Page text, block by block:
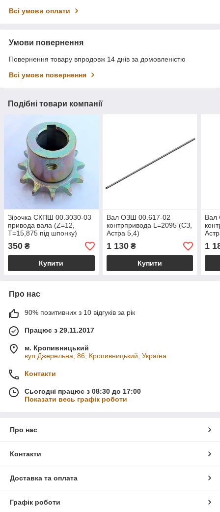
Всі умови оплати
Умови повернення
Повернення товару впродовж 14 днів за домовленістю
Всі умови повернення
Подібні товари компанії
Зірочка СКПШ 00.3030-03
привода вала (Z=12,
Т=15,875 під шпонку)
СЗ-5,4 Астра
350 ₴
Купити
Вал ОЗШ 00.617-02
контрпривода L=2095 (СЗ,
Астра 5,4)
1 130₴
Купити
Вал
1
Про нас
90% позитивних з 10 відгуків за рік
Працює з 29.11.2017
м. Кропивницький
вул.Джерельна, 86, Кропивницький, Україна
Контакти
Сьогодні працює з 08:30 до 17:00
Показати весь графік роботи
Про нас
Контакти
Доставка та оплата
Графік роботи